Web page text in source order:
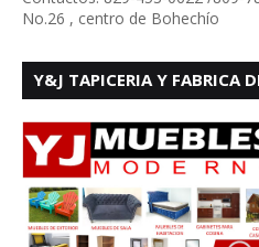
No.26 , centro de Bohechío
Y&J TAPICERIA Y FABRICA